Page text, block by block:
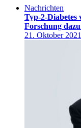
Nachrichten
Typ-2-Diabetes
Forschung
21. Oktober 2021